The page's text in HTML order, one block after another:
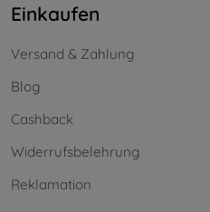
Einkaufen
Versand & Zahlung
Blog
Cashback
Widerrufsbelehrung
Reklamation